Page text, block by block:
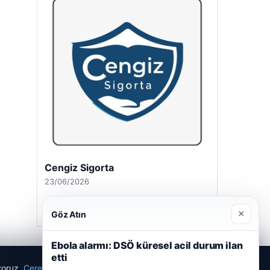
Cengiz Sigorta
23/06/2026
Çerez Politikamız
Göz Atın ×
Ebola alarmı: DSÖ küresel acil durum ilan
etti